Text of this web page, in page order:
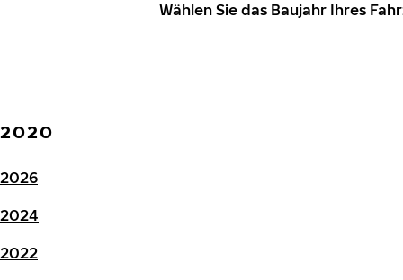
Wählen Sie das Baujahr Ihres
2020
2026
2024
2022